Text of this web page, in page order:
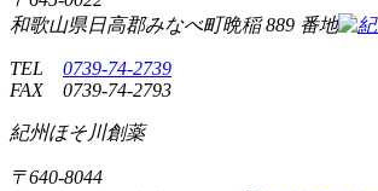
和歌山県日高郡みなべ町晩稲889 番地
TEL 0739-74-2739
FAX 0739-74-2793
紀州ほそ川創薬
〒640-8044